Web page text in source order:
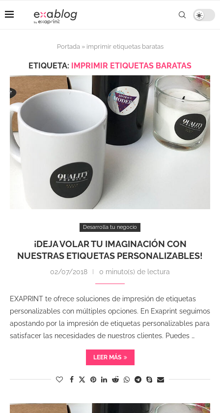
Portada» imprimir etiquetas baratas
ETIQUETA: IMPRIMIR ETIQUETAS BARATAS
Desarrolla tu negocio
¡DEJA VOLAR TU IMAGINACIÓN CON
NUESTRAS ETIQUETAS PERSONALIZABLES!
02/07/2018 0 minuto(s) de lectura
EXAPRINT te ofrece soluciones de impresión de etiquetas
personalizables con múltiples opciones. En Exaprint seguimos
apostando por la impresión de etiquetas personalizables para
satisfacer las necesidades de nuestros clientes. Puedes …
LEER MÁS